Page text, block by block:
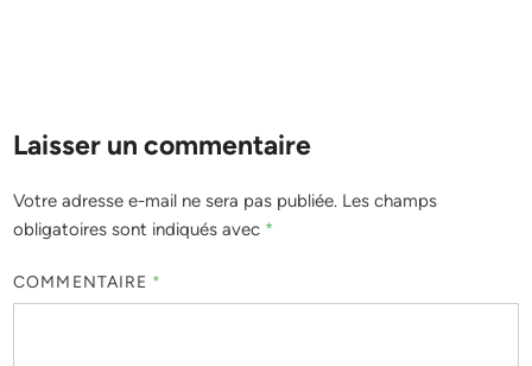
Laisser un commentaire
Votre adresse e-mail ne sera pas publiée. Les champs
obligatoires sont indiqués avec *
COMMENTAIRE *